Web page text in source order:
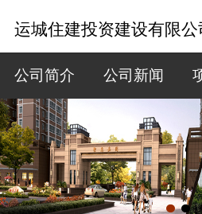
运城住建投资建设有限公
公司简介 公司新闻